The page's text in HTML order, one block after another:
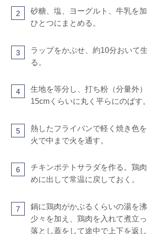
2
砂糖、塩、ヨーグルト、牛乳を加
ひとつにまとめる。
3
ラップをかぶせ、約10分おいて
る。
4
生地を等分し、打ち粉（分量外
15cmくらいに丸く平らにのばす。
5
熱したフライパンで軽く焼き色
火で中まで火を通す。
6
チキンポテトサラダを作る。鶏
めに出して常温に戻しておく。
7
鍋に鶏肉がかぶるくらいの湯を
少々を加え、鶏肉を入れて煮立っ
落とし蓋をして途中で上下を返